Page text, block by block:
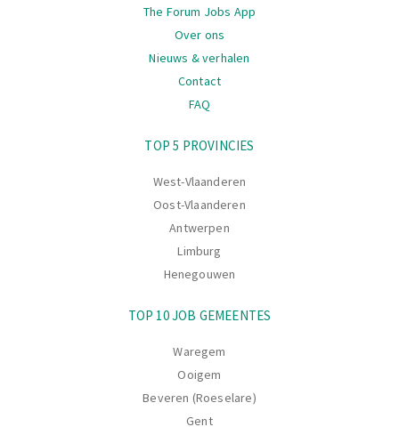
The Forum Jobs App
Over ons
Nieuws & verhalen
Contact
FAQ
TOP 5 PROVINCIES
West-Vlaanderen
Oost-Vlaanderen
Antwerpen
Limburg
Henegouwen
TOP 10 JOB GEMEENTES
Waregem
Ooigem
Beveren (Roeselare)
Gent